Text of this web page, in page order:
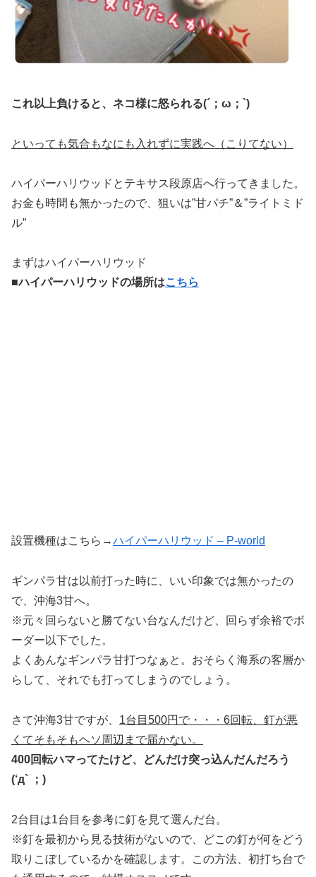
これ以上負けると、ネコ様に怒られる(´；ω；`)
といっても気合もなにも入れずに実践へ（こりてない）
ハイパーハリウッドとテキサス段原店へ行ってきました。
お金も時間も無かったので、狙いは”甘パチ”＆”ライトミド
ル”
まずはハイパーハリウッド
■ハイパーハリウッドの場所はこちら
設置機種はこちら→ハイパーハリウッド – P-world
ギンパラ甘は以前打った時に、いい印象では無かったの
で、沖海3甘へ。
※元々回らないと勝てない台なんだけど、回らず余裕でボ
ーダー以下でした。
よくあんなギンパラ甘打つなぁと。おそらく海系の客層か
らして、それでも打ってしまうのでしょう。
さて沖海3甘ですが、 1台目500円で・・・6回転、釘が悪
くてそもそもヘソ周辺まで届かない。
400回転ハマってたけど、どんだけ突っ込んだんだろう
(‘д` ；)
2台目は1台目を参考に釘を見て選んだ台。
※釘を最初から見る技術がないので、どこの釘が何をどう
取りこぼしているかを確認します。この方法、初打ち台で